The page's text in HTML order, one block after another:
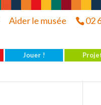
02
Aider le musée
Jouer !